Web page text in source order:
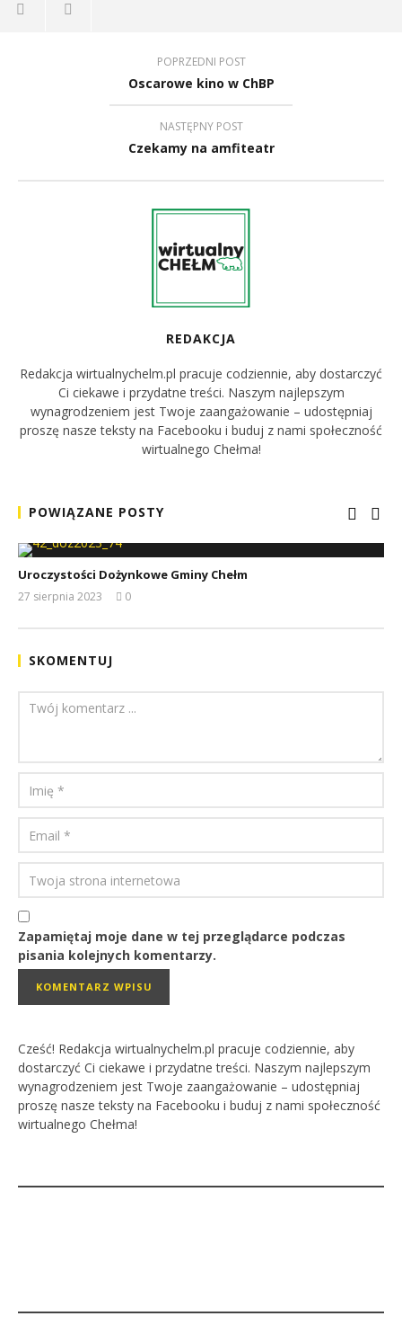
POPRZEDNI POST
Oscarowe kino w ChBP
NASTĘPNY POST
Czekamy na amfiteatr
REDAKCJA
Redakcja wirtualnychelm.pl pracuje codziennie, aby dostarczyć
Ci ciekawe i przydatne treści. Naszym najlepszym
wynagrodzeniem jest Twoje zaangażowanie – udostępniaj
proszę nasze teksty na Facebooku i buduj z nami społeczność
wirtualnego Chełma!
POWIĄZANE POSTY
Uroczystości Dożynkowe Gminy Chełm
27 sierpnia 2023
0
SKOMENTUJ
Zapamiętaj moje dane w tej przeglądarce podczas
pisania kolejnych komentarzy.
Cześć! Redakcja wirtualnychelm.pl pracuje codziennie, aby
dostarczyć Ci ciekawe i przydatne treści. Naszym najlepszym
wynagrodzeniem jest Twoje zaangażowanie – udostępniaj
proszę nasze teksty na Facebooku i buduj z nami społeczność
wirtualnego Chełma!